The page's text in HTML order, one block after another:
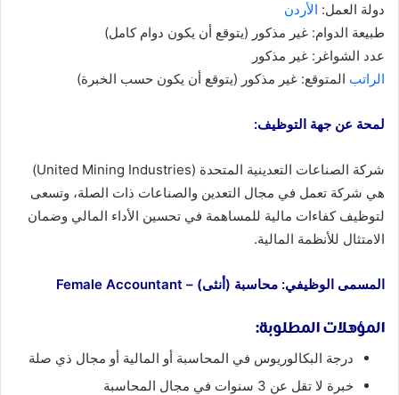
دولة العمل: الأردن
طبيعة الدوام: غير مذكور (يتوقع أن يكون دوام كامل)
عدد الشواغر: غير مذكور
الراتب المتوقع: غير مذكور (يتوقع أن يكون حسب الخبرة)
لمحة عن جهة التوظيف:
شركة الصناعات التعدينية المتحدة (United Mining Industries)
هي شركة تعمل في مجال التعدين والصناعات ذات الصلة، وتسعى
لتوظيف كفاءات مالية للمساهمة في تحسين الأداء المالي وضمان
الامتثال للأنظمة المالية.
المسمى الوظيفي: محاسبة (أنثى) – Female Accountant
المؤهلات المطلوبة:
درجة البكالوريوس في المحاسبة أو المالية أو مجال ذي صلة
خبرة لا تقل عن 3 سنوات في مجال المحاسبة